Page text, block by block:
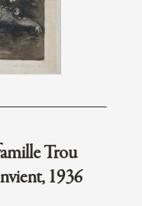
Trou
1936